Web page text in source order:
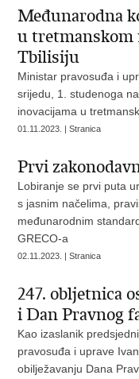
Međunarodna
u tretmanskom
Tbilisiju
Ministar pravosuđa i
srijedu, 1. studenoga
inovacijama u
01.11.2023. | Stranica
Prvi
Lobiranje se prvi puta
s jasnim načelima,
međunarodnim
GRECO-a
02.11.2023. | Stranica
247. obljetnica
i Dan Pravnog
Kao izaslanik
pravosuđa i uprave
obilježavanju Dana